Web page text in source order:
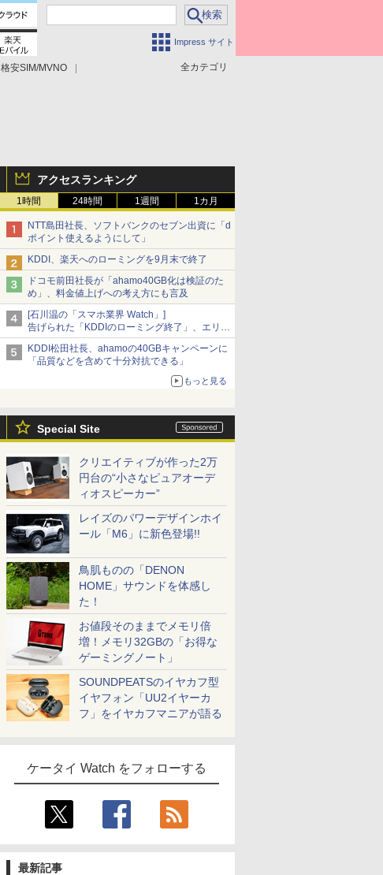
Impress サイト
全カテゴリ
格安SIM/MVNO
アクセスランキング
1時間 24時間 1週間 1カ月
NTT島田社長、ソフトバンクのセブン出資に「d
ポイント使えるようにして」
KDDI、楽天へのローミングを9月末で終了
ドコモ前田社長が「ahamo40GB化は検証のた
め」、料金値上げへの考え方にも言及
[石川温の「スマホ業界 Watch」]
告げられた「KDDIのローミング終了」、エリア
マップの落とし穴と楽天モバイルの課題
KDDI松田社長、ahamoの40GBキャンペーンに
「品質などを含めて十分対抗できる」
もっと見る
Special Site
クリエイティブが作った2万
円台の“小さなピュアオーデ
ィオスピーカー”
レイズのパワーデザインホイ
ール「M6」に新色登場!!
鳥肌ものの「DENON
HOME」サウンドを体感し
た！
お値段そのままでメモリ倍
増！メモリ32GBの「お得な
ゲーミングノート」
SOUNDPEATSのイヤカフ型
イヤフォン「UU2イヤーカ
フ」をイヤカフマニアが語る
ケータイ Watch をフォローする
最新記事